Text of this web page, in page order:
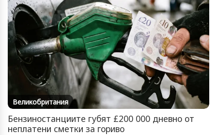
Великобритания
Бензиностанциите губят £200 000 дневно от
неплатени сметки за гориво